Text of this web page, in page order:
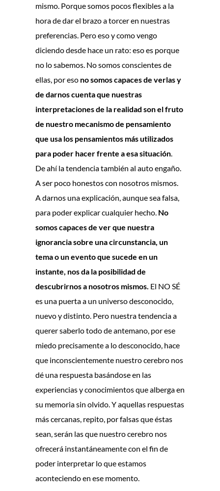
mismo. Porquesomos pocos flexibles a la
hora de dar el brazo a torcer en nuestras
preferencias. Pero eso y como vengo
diciendo desde hace un rato: eso es porque
no lo sabemos. No somos conscientes de
ellas, por eso no somos capaces de verlas y
de darnos cuenta que nuestras
interpretaciones de la realidad son el fruto
de nuestro mecanismo de pensamiento
que usa los pensamientos más utilizados
para poder hacer frente a esa situación.
De ahí la tendencia también al auto engaño.
A ser poco honestos con nosotros mismos.
A darnos una explicación, aunque sea falsa,
para poder explicar cualquier hecho. No
somos capaces de ver que nuestra
ignorancia sobre una circunstancia, un
tema o un evento que sucede en un
instante, nos da la posibilidad de
descubrirnos a nosotros mismos. El NO SÉ
es una puerta a un universo desconocido,
nuevo y distinto. Pero nuestra tendencia a
querer saberlo todo de antemano, por ese
miedo precisamente a lo desconocido, hace
que inconscientemente nuestro cerebro nos
dé una respuesta basándose en las
experiencias y conocimientos que alberga en
su memoria sin olvido. Y aquellas respuestas
más cercanas, repito, por falsas que éstas
sean, serán las que nuestro cerebro nos
ofrecerá instantáneamente con el fin de
poder interpretar lo que estamos
aconteciendo en ese momento.